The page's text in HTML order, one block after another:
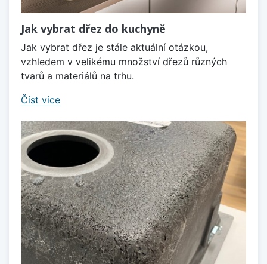
Jak vybrat dřez do kuchyně
Jak vybrat dřez je stále aktuální otázkou,
vzhledem v velikému množství dřezů různých
tvarů a materiálů na trhu.
Číst více